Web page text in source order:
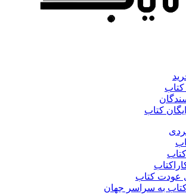
کتاب
عودت کتاب
به سراسر جهان